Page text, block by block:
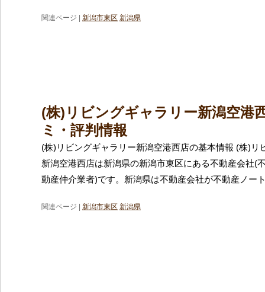
関連ページ | 新潟市東区 新潟県
(株)リビングギャラリー新潟空港
ミ・評判情報
(株)リビングギャラリー新潟空港西店の基本情報 (株)リ
新潟空港西店は新潟県の新潟市東区にある不動産会社(
動産仲介業者)です。新潟県は不動産会社が不動産ノー
関連ページ | 新潟市東区 新潟県